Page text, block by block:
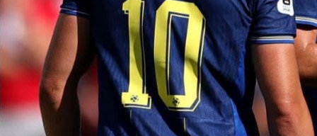
Sprema li se senzacionalan transfer:
Edin Džeko se vraća u Tursku!?
Autor:
Redakcija
15:04, 06.01.2026